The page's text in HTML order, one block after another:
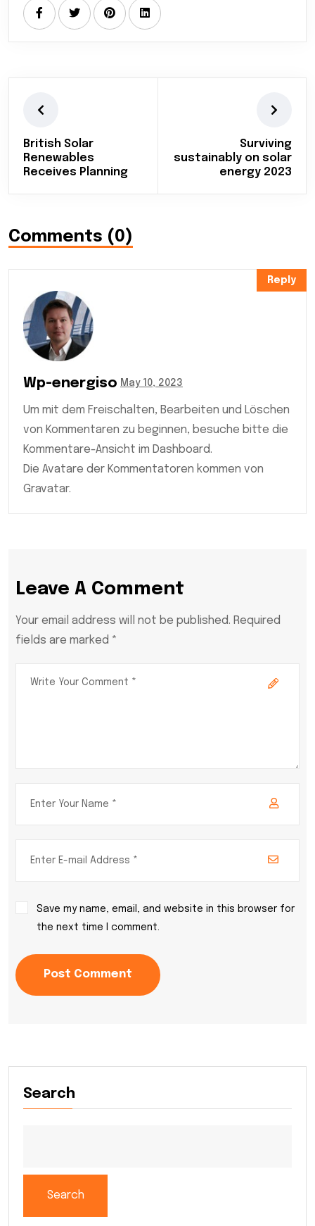
British Solar
Renewables
Receives Planning
Surviving
sustainably on solar
energy 2023
Comments (0)
Wp-energiso May 10, 2023
Um mit dem Freischalten, Bearbeiten und Löschen
von Kommentaren zu beginnen, besuche bitte die
Kommentare-Ansicht im Dashboard.
Die Avatare der Kommentatoren kommen von
Gravatar.
Reply
Leave A Comment
Your email address will not be published. Required
fields are marked *
Save my name, email, and website in this browser for
the next time I comment.
Post Comment
Search
Search